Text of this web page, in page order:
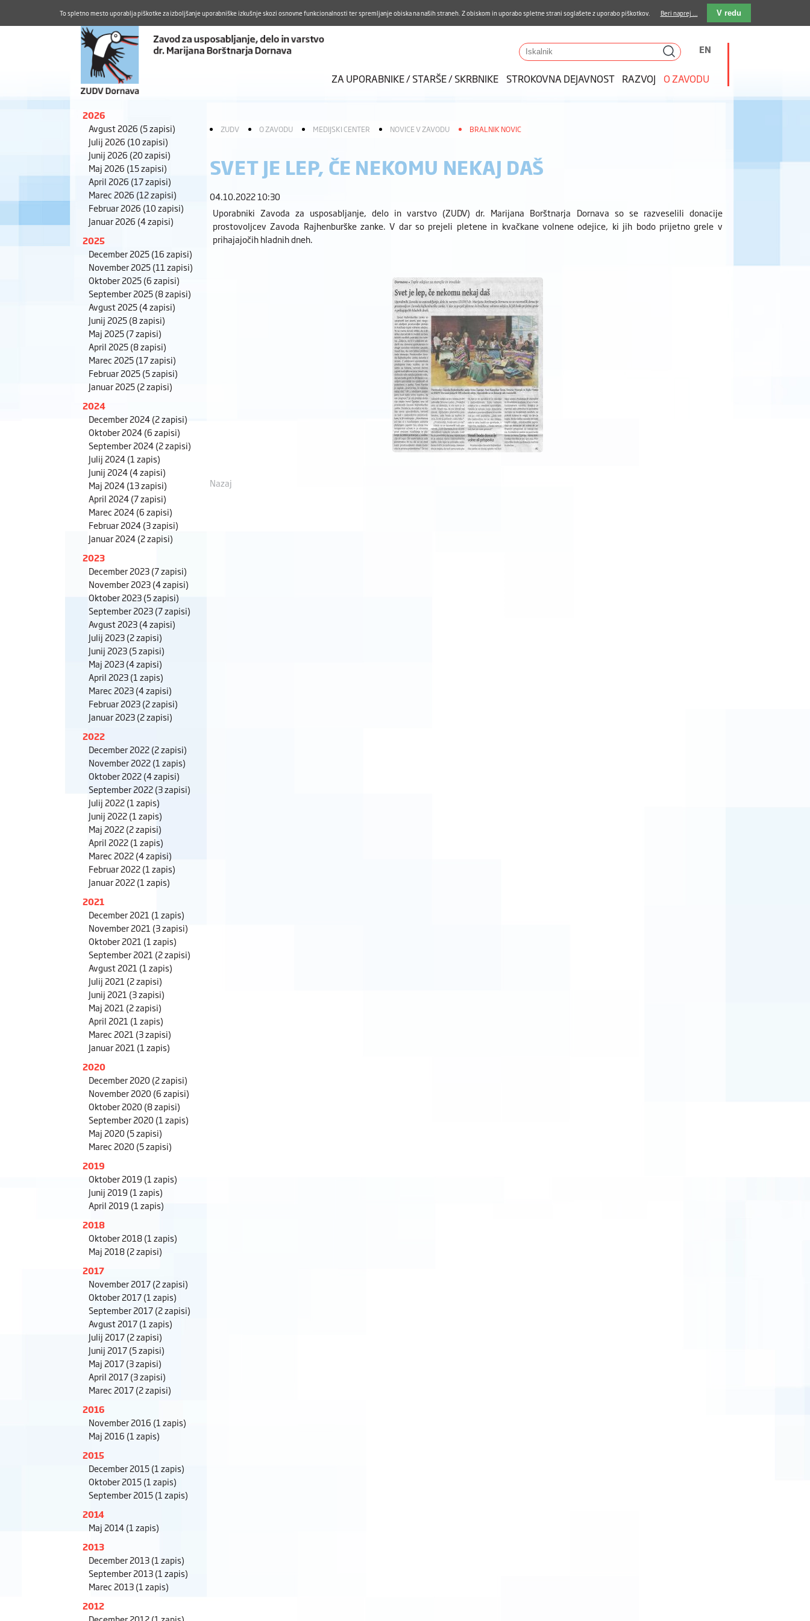
Aktualno Karierni razvoj Pohvale in pritožbe Dostava kosil Kakovost in varnost
E-pošta
Iskalnik EN
ZA UPORABNIKE / STARŠE / SKRBNIKE STROKOVNA DEJAVNOST RAZVOJ O ZAVODU
2026
Avgust 2026 (5 zapisi)
Julij 2026 (10 zapisi)
Junij 2026 (20 zapisi)
Maj 2026 (15 zapisi)
April 2026 (17 zapisi)
Marec 2026 (12 zapisi)
Februar 2026 (10 zapisi)
Januar 2026 (4 zapisi)
2025
December 2025(16 zapisi)
November 2025(11 zapisi)
Oktober 2025(6 zapisi)
September 2025(8 zapisi)
Avgust 2025(4 zapisi)
Junij 2025(8 zapisi)
Maj 2025(7 zapisi)
April 2025(8 zapisi)
Marec 2025(17 zapisi)
Februar 2025(5 zapisi)
Januar 2025(2 zapisi)
2024
December 2024(2 zapisi)
Oktober 2024(6 zapisi)
September 2024(2 zapisi)
Julij 2024(1 zapis)
Junij 2024(4 zapisi)
Maj 2024(13 zapisi)
April 2024(7 zapisi)
Marec 2024(6 zapisi)
Februar 2024(3 zapisi)
Januar 2024(2 zapisi)
2023
December 2023(7 zapisi)
November 2023(4 zapisi)
Oktober 2023(5 zapisi)
September 2023(7 zapisi)
Avgust 2023(4 zapisi)
Julij 2023(2 zapisi)
Junij 2023(5 zapisi)
Maj 2023(4 zapisi)
April 2023(1 zapis)
Marec 2023(4 zapisi)
Februar 2023(2 zapisi)
Januar 2023(2 zapisi)
2022
December 2022(2 zapisi)
November 2022(1 zapis)
Oktober 2022(4 zapisi)
September 2022(3 zapisi)
Julij 2022(1 zapis)
Junij 2022(1 zapis)
Maj 2022(2 zapisi)
April 2022(1 zapis)
Marec 2022(4 zapisi)
Februar 2022(1 zapis)
Januar 2022(1 zapis)
2021
December 2021 (1 zapis)
November 2021 (3 zapisi)
Oktober 2021 (1 zapis)
September 2021 (2 zapisi)
Avgust 2021 (1 zapis)
Julij 2021 (2 zapisi)
Junij 2021 (3 zapisi)
Maj 2021 (2 zapisi)
April 2021 (1 zapis)
Marec 2021 (3 zapisi)
Januar 2021 (1 zapis)
2020
December 2020(2 zapisi)
November 2020(6 zapisi)
Oktober 2020(8 zapisi)
September 2020(1 zapis)
Maj 2020(5 zapisi)
Marec 2020(5 zapisi)
2019
Oktober 2019 (1 zapis)
Junij 2019 (1 zapis)
April 2019 (1 zapis)
2018
Oktober 2018(1 zapis)
Maj 2018(2 zapisi)
2017
November 2017(2 zapisi)
Oktober 2017(1 zapis)
September 2017(2 zapisi)
Avgust 2017(1 zapis)
Julij 2017(2 zapisi)
Junij 2017(5 zapisi)
Maj 2017(3 zapisi)
April 2017(3 zapisi)
Marec 2017(2 zapisi)
2016
November 2016 (1 zapis)
Maj 2016 (1 zapis)
2015
December 2015(1 zapis)
Oktober 2015(1 zapis)
September 2015(1 zapis)
2014
Maj 2014(1 zapis)
2013
December 2013(1 zapis)
September 2013(1 zapis)
Marec 2013(1 zapis)
2012
ZUDV O ZAVODU MEDIJSKI CENTER NOVICE V ZAVODU BRALNIK NOVIC
SVET JE LEP, ČE NEKOMU NEKAJ DAŠ
04.10.2022 10:30
Uporabniki Zavoda za usposabljanje, delo in varstvo (ZUDV) dr. Marijana Borštnarja Dornava so se razveselili donacije
prostovoljcev Zavoda Rajhenburške zanke. V dar so prejeli pletene in kvačkane volnene odejice, ki jih bodo prijetno grele v
prihajajočih hladnih dneh.
Nazaj
To spletno mesto uporablja piškotke za izboljšanje uporabniške izkušnje skozi osnovne funkcionalnosti ter spremljanje obiska na naših straneh. Z obiskom in uporabo spletne strani soglašete z uporabo piškotkov. Beri naprej ... V redu